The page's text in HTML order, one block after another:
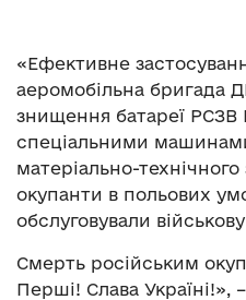
«Ефективне
аеромобільна бригада
знищення батареї РСЗВ
спеціальними
матеріально-
окупанти в польових
обслуговували військову
Смерть російським
Перші! Слава Україні!»,